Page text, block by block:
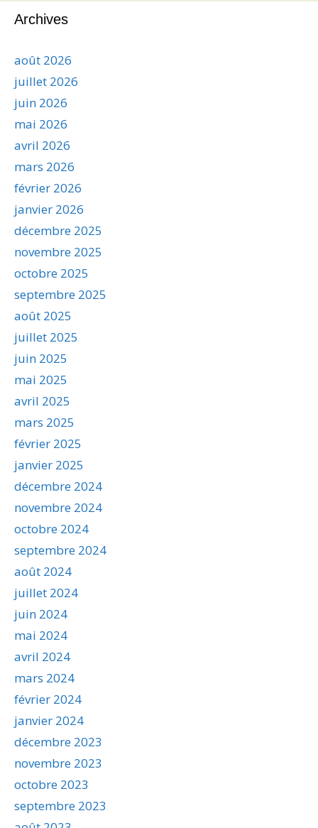
Archives
août 2026
juillet 2026
juin 2026
mai 2026
avril 2026
mars 2026
février 2026
janvier 2026
décembre 2025
novembre 2025
octobre 2025
septembre 2025
août 2025
juillet 2025
juin 2025
mai 2025
avril 2025
mars 2025
février 2025
janvier 2025
décembre 2024
novembre 2024
octobre 2024
septembre 2024
août 2024
juillet 2024
juin 2024
mai 2024
avril 2024
mars 2024
février 2024
janvier 2024
décembre 2023
novembre 2023
octobre 2023
septembre 2023